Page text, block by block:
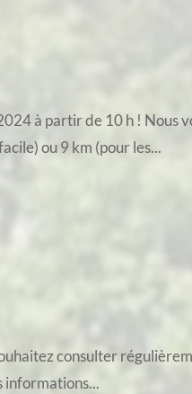
à partir de 10 h ! Nous
ou 9 km (pour les...
consulter
informations...